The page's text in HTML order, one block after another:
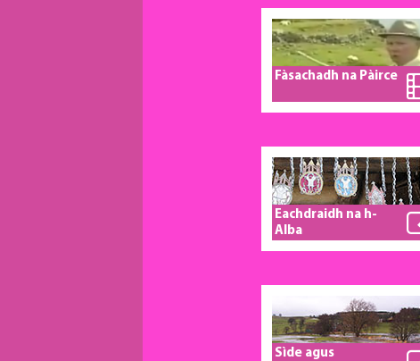
Fàsachadh na Pàirce
Eachdraidh na h-
Alba
Sìde agus